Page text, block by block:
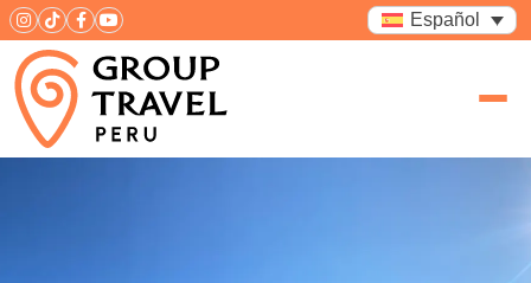
Español